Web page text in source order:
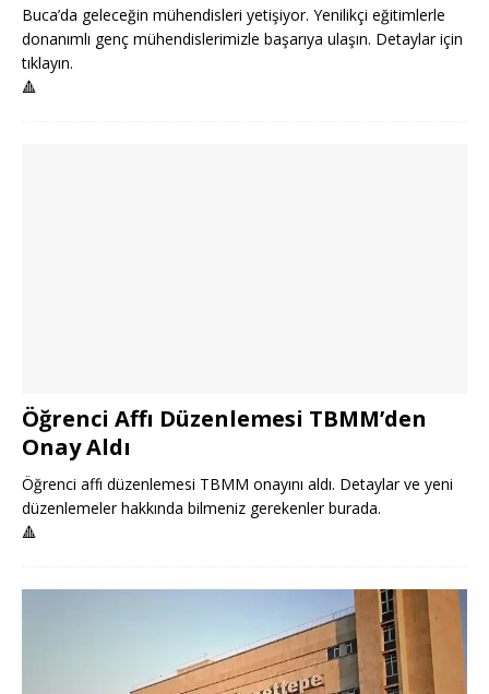
Buca’da geleceğin mühendisleri yetişiyor. Yenilikçi eğitimlerle
donanımlı genç mühendislerimizle başarıya ulaşın. Detaylar için
tıklayın.
🔺
Öğrenci Affı Düzenlemesi TBMM’den
Onay Aldı
Öğrenci affı düzenlemesi TBMM onayını aldı. Detaylar ve yeni
düzenlemeler hakkında bilmeniz gerekenler burada.
🔺